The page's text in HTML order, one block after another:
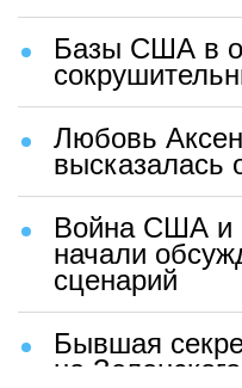
Базы США в
Любовь
высказалась
Война США и
начали
сценарий
Бывшая
на